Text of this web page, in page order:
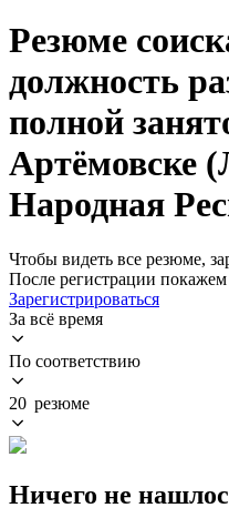
Резюме
должность
полной
Артёмовске
Народная
Чтобы видеть все резюме,
После регистрации
Зарегистрироваться
За всё время
По соответствию
20 резюме
Ничего не